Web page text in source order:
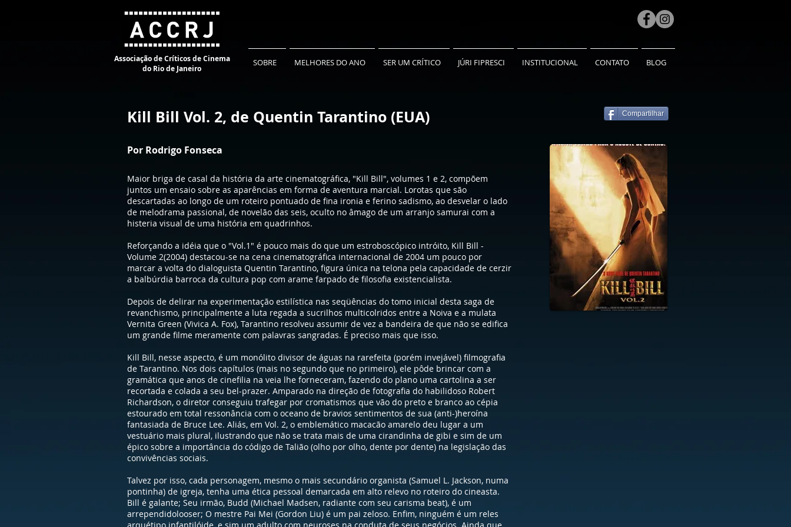
Associação de Críticos de Cinema
do Rio de Janeiro
SOBRE MELHORES DO ANO SER UM CRÍTICO JÚRI FIPRESCI INSTITUCIONAL CONTATO BLOG
Kill Bill Vol. 2, de Quentin Tarantino (EUA)
Por Rodrigo Fonseca
Maior briga de casal da história da arte cinematográfica, "Kill Bill", volumes 1 e 2, compõem
juntos um ensaio sobre as aparências em forma de aventura marcial. Lorotas que são
descartadas ao longo de um roteiro pontuado de fina ironia e ferino sadismo, ao desvelar o lado
de melodrama passional, de novelão das seis, oculto no âmago de um arranjo samurai com a
histeria visual de uma história em quadrinhos.
Reforçando a idéia que o "Vol.1" é pouco mais do que um estroboscópico intróito, Kill Bill -
Volume 2(2004) destacou-se na cena cinematográfica internacional de 2004 um pouco por
marcar a volta do dialoguista Quentin Tarantino, figura única na telona pela capacidade de cerzir
a balbúrdia barroca da cultura pop com arame farpado de filosofia existencialista.
Depois de delirar na experimentação estilística nas seqüências do tomo inicial desta saga de
revanchismo, principalmente a luta regada a sucrilhos multicolridos entre a Noiva e a mulata
Vernita Green (Vivica A. Fox), Tarantino resolveu assumir de vez a bandeira de que não se edifica
um grande filme meramente com palavras sangradas. É preciso mais que isso.
Kill Bill, nesse aspecto, é um monólito divisor de águas na rarefeita (porém invejável) filmografia
de Tarantino. Nos dois capítulos (mais no segundo que no primeiro), ele pôde brincar com a
gramática que anos de cinefilia na veia lhe forneceram, fazendo do plano uma cartolina a ser
recortada e colada a seu bel-prazer. Amparado na direção de fotografia do habilidoso Robert
Richardson, o diretor conseguiu trafegar por cromatismos que vão do preto e branco ao cépia
estourado em total ressonância com o oceano de bravios sentimentos de sua (anti-)heroína
fantasiada de Bruce Lee. Aliás, em Vol. 2, o emblemático macacão amarelo deu lugar a um
vestuário mais plural, ilustrando que não se trata mais de uma cirandinha de gibi e sim de um
épico sobre a importância do código de Talião (olho por olho, dente por dente) na legislação das
convivências sociais.
Talvez por isso, cada personagem, mesmo o mais secundário organista (Samuel L. Jackson, numa
pontinha) de igreja, tenha uma ética pessoal demarcada em alto relevo no roteiro do cineasta.
Bill é galante; Seu irmão, Budd (Michael Madsen, radiante com seu carisma beat), é um
arrependidolooser; O mestre Pai Mei (Gordon Liu) é um pai zeloso. Enfim, ninguém é um reles
Compartilhar